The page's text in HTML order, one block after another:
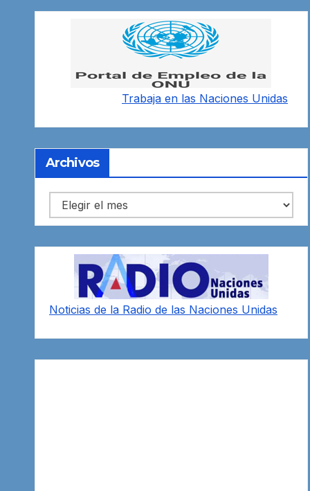
Trabaja en las Naciones Unidas
Archivos
Archivos
Noticias de la Radio de las Naciones Unidas